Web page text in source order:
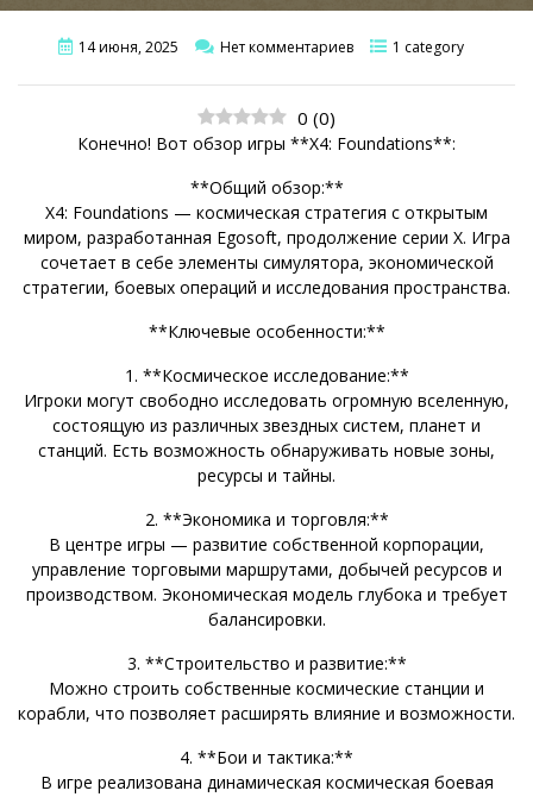
14 июня, 2025 Нет комментариев 1 category
0 (0)
Конечно! Вот обзор игры **X4: Foundations**:
**Общий обзор:**
X4: Foundations — космическая стратегия с открытым
миром, разработанная Egosoft, продолжение серии X. Игра
сочетает в себе элементы симулятора, экономической
стратегии, боевых операций и исследования пространства.
**Ключевые особенности:**
1. **Космическое исследование:**
Игроки могут свободно исследовать огромную вселенную,
состоящую из различных звездных систем, планет и
станций. Есть возможность обнаруживать новые зоны,
ресурсы и тайны.
2. **Экономика и торговля:**
В центре игры — развитие собственной корпорации,
управление торговыми маршрутами, добычей ресурсов и
производством. Экономическая модель глубока и требует
балансировки.
3. **Строительство и развитие:**
Можно строить собственные космические станции и
корабли, что позволяет расширять влияние и возможности.
4. **Бои и тактика:**
В игре реализована динамическая космическая боевая